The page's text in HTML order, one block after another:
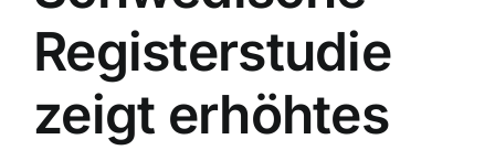
Registerstudie
zeigt erhöhtes